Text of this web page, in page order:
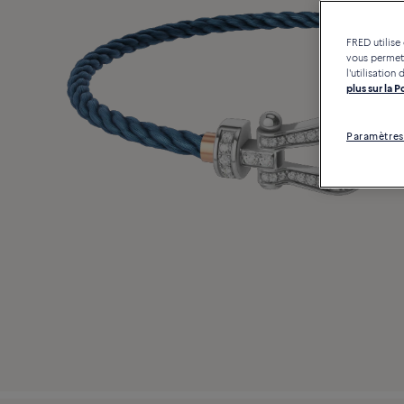
FRED
vous
l'utilisation
plus sur la